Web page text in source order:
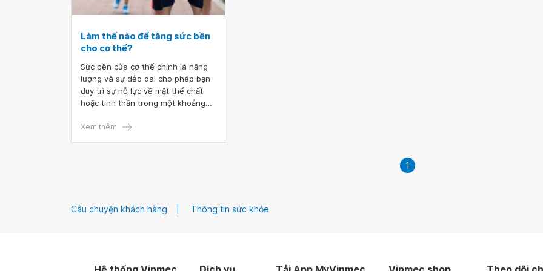
Làm thế nào để tăng sức bền
cho cơ thể?
Sức bền của cơ thể chính là năng
lượng và sự dẻo dai cho phép bạn
duy trì sự nỗ lực về mặt thể chất
hoặc tinh thần trong một khoảng
giúp bạn tăng khả năng chịu khó
cao hơn trong khi sử dụng ít năng
Xem thêm
1
Câu chuyện khách hàng Thông tin sức khỏe